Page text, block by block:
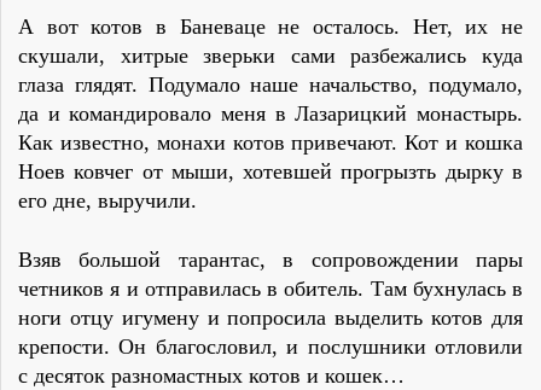
А вот котов в Баневаце не осталось. Нет, их не
скушали, хитрые зверьки сами разбежались куда
глаза глядят. Подумало наше начальство, подумало,
да и командировало меня в Лазарицкий монастырь.
Как известно, монахи котов привечают. Кот и кошка
Ноев ковчег от мыши, хотевшей прогрызть дырку в
его дне, выручили.
Взяв большой тарантас, в сопровождении пары
четников я и отправилась в обитель. Там бухнулась в
ноги отцу игумену и попросила выделить котов для
крепости. Он благословил, и послушники отловили
с десяток разномастных котов и кошек…